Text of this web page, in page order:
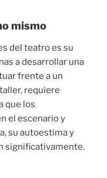
mismo
del teatro es su
a desarrollar una
frente a un
requiere
que los
el escenario y
su autoestima y
significativamente.